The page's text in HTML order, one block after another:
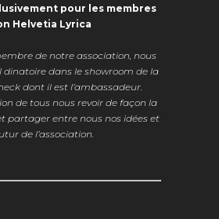
pour les membres
Helvetia Lyrica
de notre association, nous
dinatoire dans le showroom de la
dont il est l’ambassadeur.
de tous nous revoir de façon la
partager entre nous nos idées et
de l’association.